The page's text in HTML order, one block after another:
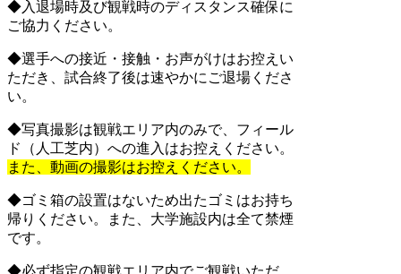
◆入退場時及び観戦時のディスタンス確保に
ご協力ください。
◆選手への接近・接触・お声がけはお控えい
ただき、試合終了後は速やかにご退場くださ
い。
◆写真撮影は観戦エリア内のみで、フィール
ド（人工芝内）への進入はお控えください。
また、動画の撮影はお控えください。
◆ゴミ箱の設置はないため出たゴミはお持ち
帰りください。また、大学施設内は全て禁煙
です。
◆必ず指定の観戦エリア内でご観戦いただ